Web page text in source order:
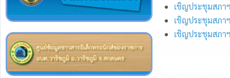
เชิญประชุมสภา
เชิญประชุมสภา
เชิญประชุมสภา